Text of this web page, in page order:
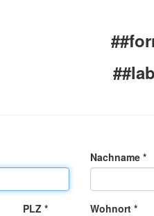
Nachname *
PLZ * Wohnort *